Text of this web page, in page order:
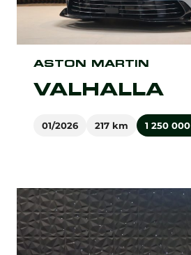
VALHALLA
ASTON MARTIN
01/2026 217 km 1 250 000